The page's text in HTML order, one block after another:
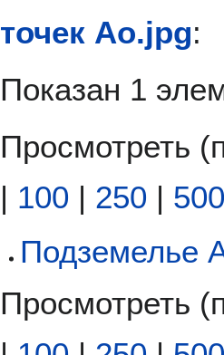
точек Ао.jpg:
Показан 1
Просмотреть (
| 100 | 250 | 500
Подземелье
Просмотреть (